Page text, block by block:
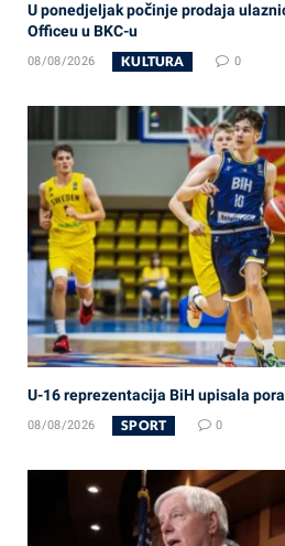
U ponedjeljak počinje prodaja
Officeu u BKC-u
08/08/2026 KULTURA 0
U-16 reprezentacija BiH upisala
08/08/2026 SPORT 0